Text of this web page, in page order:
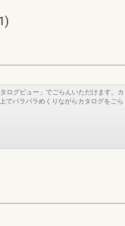
ログビュー」でごらんいただけます。カ
でパラパラめくりながらカタログをごら